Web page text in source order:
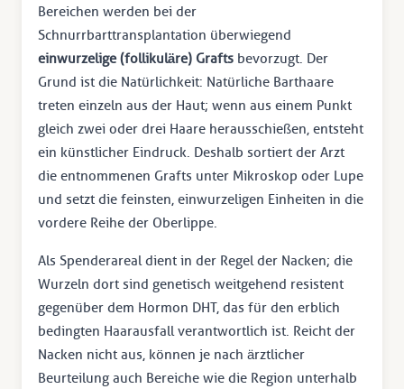
Bereichen werden bei der
Schnurrbarttransplantation überwiegend
einwurzelige (follikuläre) Grafts bevorzugt. Der
Grund ist die Natürlichkeit: Natürliche Barthaare
treten einzeln aus der Haut; wenn aus einem Punkt
gleich zwei oder drei Haare herausschießen, entsteht
ein künstlicher Eindruck. Deshalb sortiert der Arzt
die entnommenen Grafts unter Mikroskop oder Lupe
und setzt die feinsten, einwurzeligen Einheiten in die
vordere Reihe der Oberlippe.
Als Spenderareal dient in der Regel der Nacken; die
Wurzeln dort sind genetisch weitgehend resistent
gegenüber dem Hormon DHT, das für den erblich
bedingten Haarausfall verantwortlich ist. Reicht der
Nacken nicht aus, können je nach ärztlicher
Beurteilung auch Bereiche wie die Region unterhalb